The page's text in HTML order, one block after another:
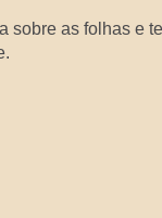
sobre as folhas e